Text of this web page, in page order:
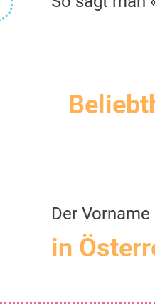
Der
in